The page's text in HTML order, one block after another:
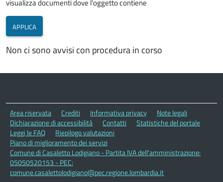
visualizza documenti dove l'oggetto contiene
Non ci sono avvisi con procedura in corso
Area riservata Crediti Informativa privacy
Note legali
Dichiarazione di accessibilità
Contatti
Statistiche del portale
Leggi le FAQ
Riepilogo valutazioni
Piano di miglioramento dei servizi
Comune di Casaletto Lodigiano - Partita IVA dell'amministrazione:
05050520153 - PEC:
comune.casalettolodigiano@pec.regione.lombardia.it